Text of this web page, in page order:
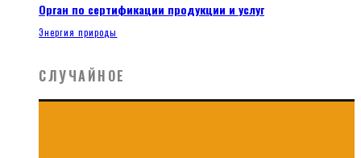
Орган по сертификации продукции и услуг
Энергия природы
СЛУЧАЙНОЕ